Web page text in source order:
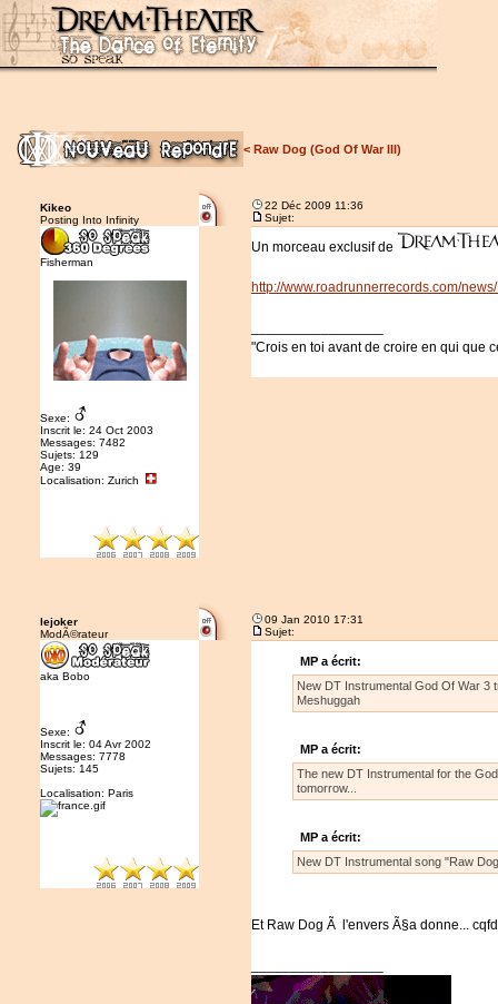
< Raw Dog (God Of War III)
Kikeo
Posting Into Infinity
Fisherman
Sexe:
Inscrit le: 24 Oct 2003
Messages: 7482
Sujets: 129
Age: 39
Localisation: Zurich
22 Déc 2009 11:36
Sujet:
Un morceau exclusif de
http://www.roadrunnerrecords.com/
"Crois en toi avant de croire en qui que
lejoker
ModÃ©rateur
aka Bobo
Sexe:
Inscrit le: 04 Avr 2002
Messages: 7778
Sujets: 145
Localisation: Paris
09 Jan 2010 17:31
Sujet:
MP a écrit:
New DT Instrumental God Of War 3
Meshuggah
MP a écrit:
The new DT Instrumental for the
tomorrow...
MP a écrit:
New DT Instrumental song "Raw
Et Raw Dog Ã l'envers Ã§a donne...